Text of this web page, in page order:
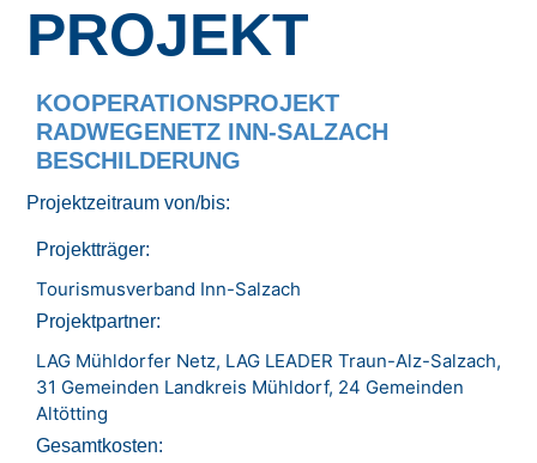
PROJEKT
KOOPERATIONSPROJEKT
RADWEGENETZ INN-SALZACH
BESCHILDERUNG
Projektzeitraum von/bis:
Projektträger:
Tourismusverband Inn-Salzach
Projektpartner:
LAG Mühldorfer Netz, LAG LEADER Traun-Alz-Salzach,
31 Gemeinden Landkreis Mühldorf, 24 Gemeinden
Altötting
Gesamtkosten: